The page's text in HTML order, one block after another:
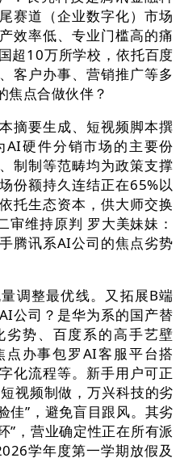
赛道（企业数字化）市场
效率低、专业门槛高的痛
超10万所学校，依托百度
客户办事、营销推广等多
焦点合做伙伴？
要生成、短视频脚本撰
硬件分销市场的主要份
制制等范畴均为政策支撑
份额持久连结正在65%以
托生态资本，供大师交换
审维持原判 罗大美妹妹：
腾讯系AI公司的焦点劣势
整最优线。又拓展B端
公司？是华为系的国产替
势、百度系的高手艺壁
办事包罗AI客服平台搭
化流程等。新手用户可正
视频制做，万兴科技的劣
佳”，避免盲目跟风。其劣
”，营业确定性正在所有派
学年度第一学期放假及